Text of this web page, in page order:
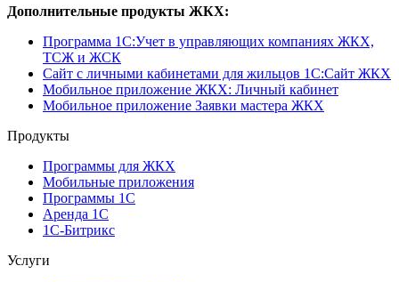
Дополнительные продукты ЖКХ:
Программа 1C:Учет в управляющих компаниях ЖКХ,
ТСЖ и ЖСК
Сайт с личными кабинетами для жильцов 1С:Сайт ЖКХ
Мобильное приложение ЖКХ: Личный кабинет
Мобильное приложение Заявки мастера ЖКХ
Продукты
Программы для ЖКХ
Мобильные приложения
Программы 1С
Аренда 1С
1С-Битрикс
Услуги